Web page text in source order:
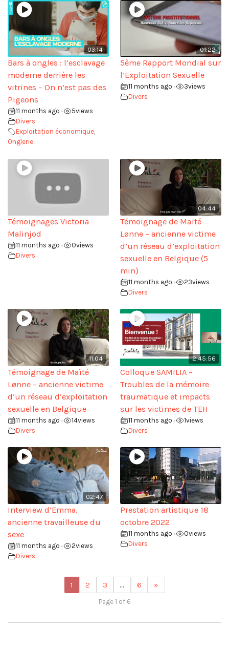
03:14
Bars à ongles : l’esclavage
moderne derrière les
vitrines – On n’est pas des
Pigeons
11 months ago • 5views
Divers
Exploitation économique,
Onglerie
01:22
5ème Rapport Mondial sur
l’Exploitation Sexuelle
11 months ago • 3views
Divers
Témoignages Victoria
Malinjod
11 months ago • 0views
Divers
04:44
Témoignage de Maïté
Lønne – ancienne victime
d’un réseau d’exploitation
sexuelle en Belgique (5
min)
11 months ago • 23views
Divers
11:04
Témoignage de Maïté
Lønne – ancienne victime
d’un réseau d’exploitation
sexuelle en Belgique
11 months ago • 14views
Divers
2:45:56
Colloque SAMILIA –
Troubles de la mémoire
traumatique et impacts
sur les victimes de TEH
11 months ago • 1views
Divers
02:47
Interview d’Emma,
ancienne travailleuse du
sexe
11 months ago • 2views
Divers
Prestation artistique 18
octobre 2022
11 months ago • 0views
Divers
1 2 3 … 6 »
Page 1 of 6